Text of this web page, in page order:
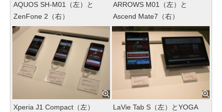
AQUOS SH-M01（左）と
ZenFone 2（右）
ARROWS M01（左）と
Ascend Mate7（右）
Xperia J1 Compact（左）
LaVie Tab S（左）とYOGA